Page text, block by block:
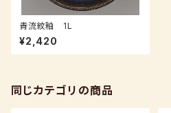
青流紋釉 1L
¥2,420
同じカテゴリの商品